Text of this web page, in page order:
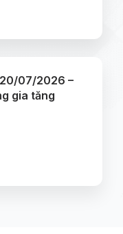
07/2026 –
gia tăng